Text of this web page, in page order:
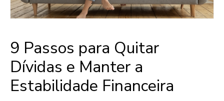
9 Passos para Quitar
Dívidas e Manter a
Estabilidade Financeira